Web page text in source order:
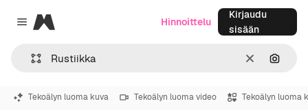
Close menu
Magnific
SelkeäHae
Hinnoittelu
Kirjaudu
sisään
Tekoälyn luoma kuva Tekoälyn luoma video Tekoälyn luoma